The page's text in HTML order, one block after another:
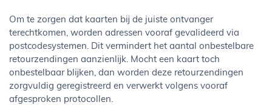
Om te zorgen dat kaarten bij de juiste ontvanger
terechtkomen, worden adressen vooraf gevalideerd via
postcodesystemen. Dit vermindert het aantal onbestelbare
retourzendingen aanzienlijk. Mocht een kaart toch
onbestelbaar blijken, dan worden deze retourzendingen
zorgvuldig geregistreerd en verwerkt volgens vooraf
afgesproken protocollen.